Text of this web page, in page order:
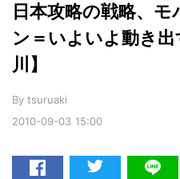
2010-09-03 15:00
日本攻略の戦略、
ン＝いよいよ動き
川】
By tsuruaki
TOPICS
RE:LIFE
Re:Work
[Startup]
[Voice Edition]
5G Asana
Daily